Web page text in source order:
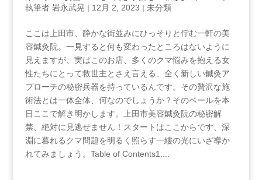
執筆者 岩永武晃 | 12月 2, 2023 | 未分類
ここは上田市、静かな街並みにひっそりと佇む一軒の美
容鍼灸院。一見すると何も変わったところはないように
見えますが、実はこのお店、多くのクマ悩みを抱える女
性たちにとって救世主とさえ言える、全く新しい鍼灸ア
プローチの秘密兵器を持っているんです。その贅沢な施
術法とは一体全体、何なのでしょうか？そのベールを本
日ここで解き明かします。上田市美容鍼灸院の秘密解
禁、絶対に見逃せません！スタートはここからです、深
淵に暮れるクマ問題を明るく照らす一縷の光にいざ導か
れてみましょう。Table of Contents1....